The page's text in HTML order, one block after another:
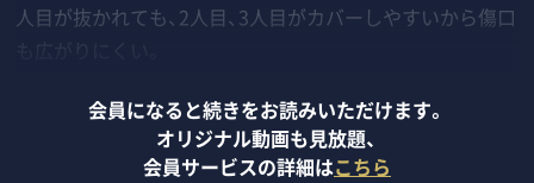
人目が抜かれても、2人目、3人目がカバーしやすいから傷口
会員になると続きをお読みいただけます。
オリジナル動画も見放題、
会員サービスの詳細はこちら